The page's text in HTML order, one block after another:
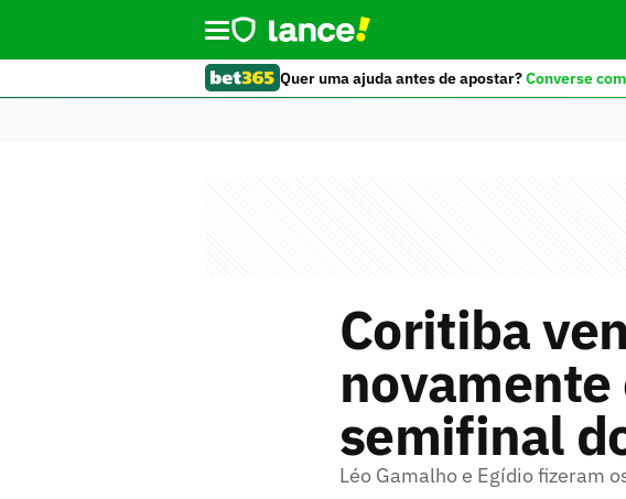
Quer uma ajuda antes de apostar?Converse
Coritiba
novamente
semifinal
Léo Gamalho e Egídio fizeram